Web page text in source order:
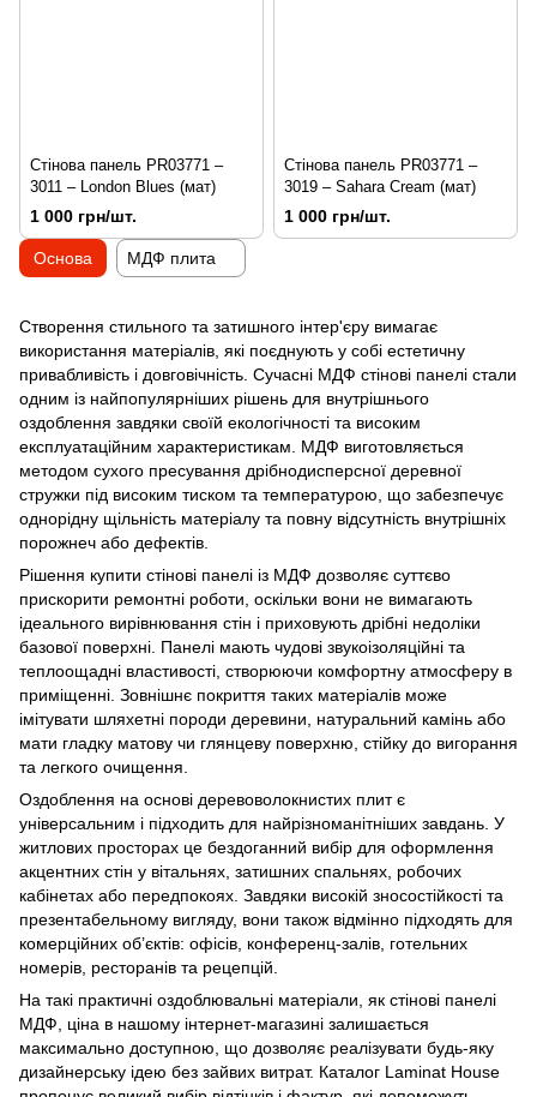
Стінова панель PR03771 –
3011 – London Blues (мат)
1 000 грн/шт.
Стінова панель PR03771 –
3019 – Sahara Cream (мат)
1 000 грн/шт.
Створення стильного та затишного інтер'єру вимагає
використання матеріалів, які поєднують у собі естетичну
привабливість і довговічність. Сучасні МДФ стінові панелі стали
одним із найпопулярніших рішень для внутрішнього
оздоблення завдяки своїй екологічності та високим
експлуатаційним характеристикам. МДФ виготовляється
методом сухого пресування дрібнодисперсної деревної
стружки під високим тиском та температурою, що забезпечує
однорідну щільність матеріалу та повну відсутність внутрішніх
порожнеч або дефектів.
Рішення купити стінові панелі із МДФ дозволяє суттєво
прискорити ремонтні роботи, оскільки вони не вимагають
ідеального вирівнювання стін і приховують дрібні недоліки
базової поверхні. Панелі мають чудові звукоізоляційні та
теплоощадні властивості, створюючи комфортну атмосферу в
приміщенні. Зовнішнє покриття таких матеріалів може
імітувати шляхетні породи деревини, натуральний камінь або
мати гладку матову чи глянцеву поверхню, стійку до вигорання
та легкого очищення.
Оздоблення на основі деревоволокнистих плит є
універсальним і підходить для найрізноманітніших завдань. У
житлових просторах це бездоганний вибір для оформлення
акцентних стін у вітальнях, затишних спальнях, робочих
кабінетах або передпокоях. Завдяки високій зносостійкості та
презентабельному вигляду, вони також відмінно підходять для
комерційних об’єктів: офісів, конференц-залів, готельних
номерів, ресторанів та рецепцій.
На такі практичні оздоблювальні матеріали, як стінові панелі
МДФ, ціна в нашому інтернет-магазині залишається
максимально доступною, що дозволяє реалізувати будь-яку
дизайнерську ідею без зайвих витрат. Каталог Laminat House
Основа МДФ плита